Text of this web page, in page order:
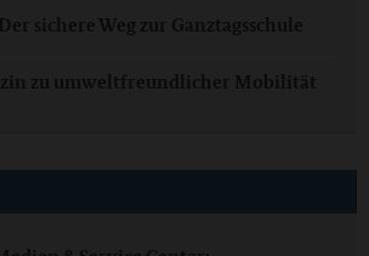
sichere Weg zur Ganztagsschule
zu umweltfreundlicher Mobilität